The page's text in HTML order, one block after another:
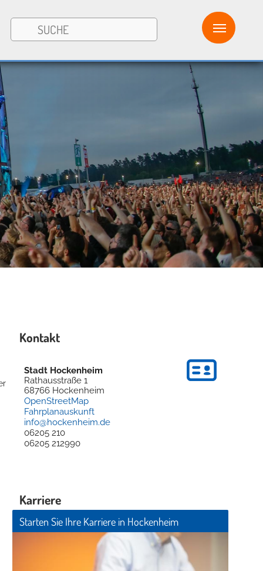
Kontakt
Stadt Hockenheim
Rathausstraße 1
68766 Hockenheim
OpenStreetMap
Fahrplanauskunft
info@hockenheim.de
06205 210
06205 212990
Karriere
Starten Sie Ihre Karriere in Hockenheim